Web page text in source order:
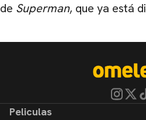
de Superman, que ya está
Peliculas